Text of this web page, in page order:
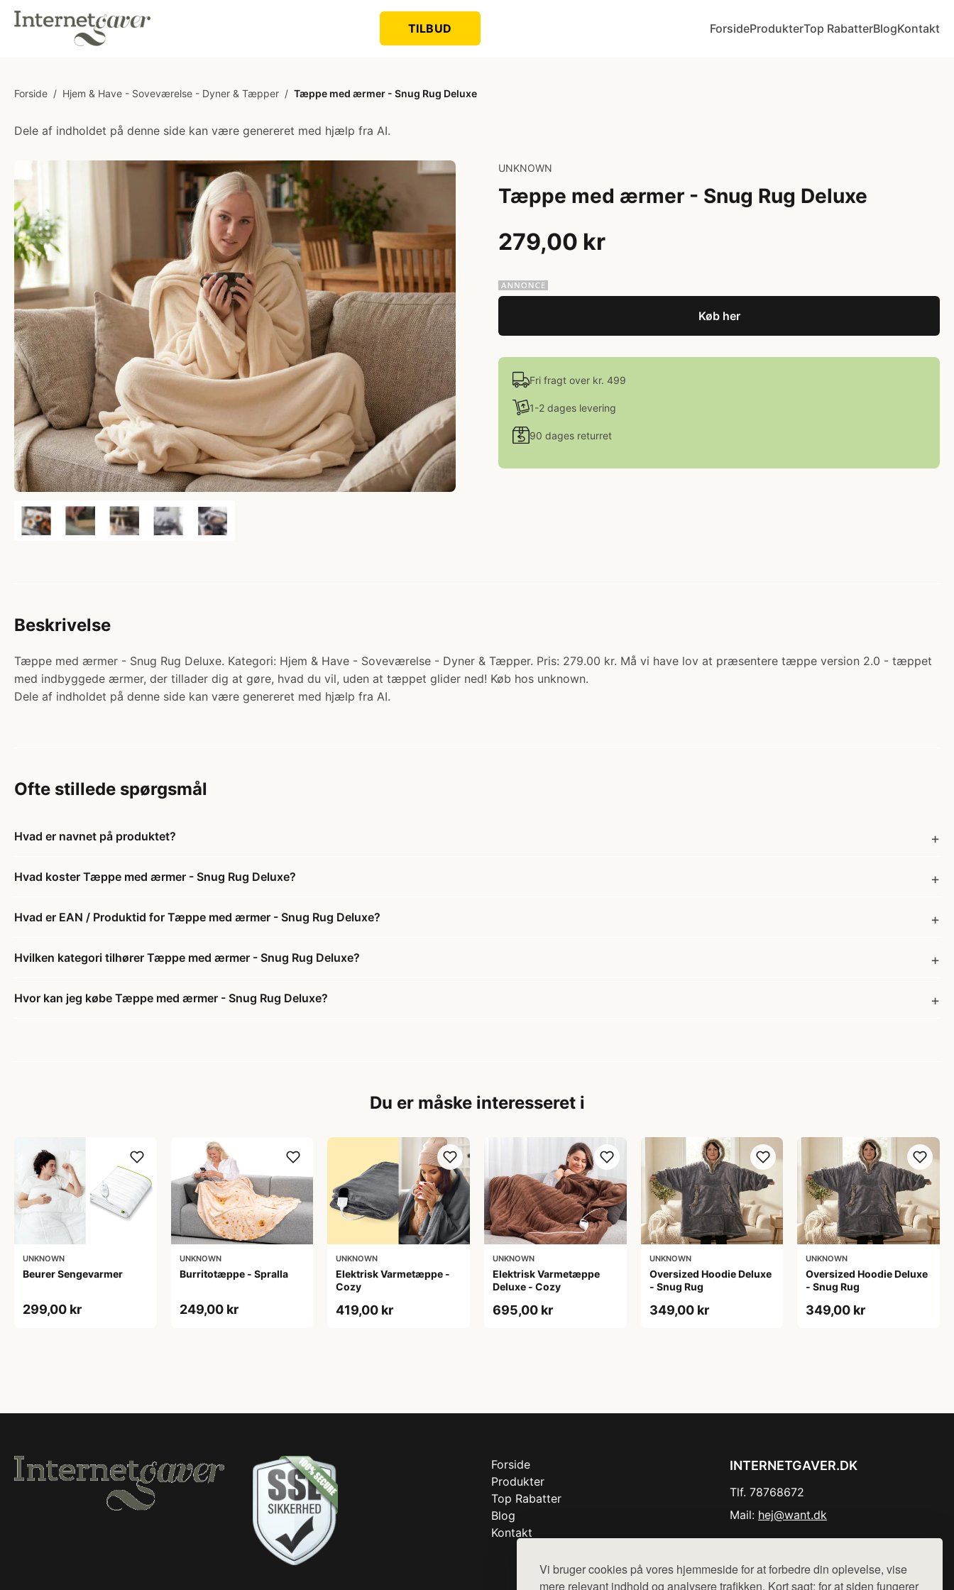
Vi bruger cookies på vores hjemmeside for at forbedre din oplevelse, vise
mere relevant indhold og analysere trafikken. Kort sagt: for at siden fungerer
TILBUD ForsideProdukterTop RabatterBlogKontakt
Forside / Hjem & Have - Soveværelse - Dyner & Tæpper / Tæppe med ærmer - Snug Rug Deluxe
Dele af indholdet på denne side kan være genereret med hjælp fra AI.
UNKNOWN
Tæppe med ærmer - Snug Rug Deluxe
279,00 kr
Køb her
Fri fragt over kr. 499
1-2 dages levering
90 dages returret
Beskrivelse
Tæppe med ærmer - Snug Rug Deluxe. Kategori: Hjem & Have - Soveværelse - Dyner & Tæpper. Pris: 279.00 kr. Må vi have lov at præsentere tæppe version 2.0 - tæppet
med indbyggede ærmer, der tillader dig at gøre, hvad du vil, uden at tæppet glider ned! Køb hos unknown.
Dele af indholdet på denne side kan være genereret med hjælp fra AI.
Ofte stillede spørgsmål
Hvad er navnet på produktet?
Hvad koster Tæppe med ærmer - Snug Rug Deluxe?
Hvad er EAN / Produktid for Tæppe med ærmer - Snug Rug Deluxe?
Hvilken kategori tilhører Tæppe med ærmer - Snug Rug Deluxe?
Hvor kan jeg købe Tæppe med ærmer - Snug Rug Deluxe?
Du er måske interesseret i
UNKNOWN
Beurer Sengevarmer
299,00 kr
UNKNOWN
Burritotæppe - Spralla
249,00 kr
UNKNOWN
Elektrisk Varmetæppe -
Cozy
419,00 kr
UNKNOWN
Elektrisk Varmetæppe
Deluxe - Cozy
695,00 kr
UNKNOWN
Oversized Hoodie Deluxe
- Snug Rug
349,00 kr
UNKNOWN
Oversized Hoodie Deluxe
- Snug Rug
349,00 kr
Forside
Produkter
Top Rabatter
Blog
Kontakt
INTERNETGAVER.DK
Tlf. 78768672
Mail: hej@want.dk